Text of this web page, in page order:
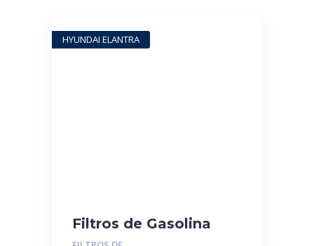
Filtros de Gasolina
Sumergibles MGR-
HYUNDAI ELANTRA